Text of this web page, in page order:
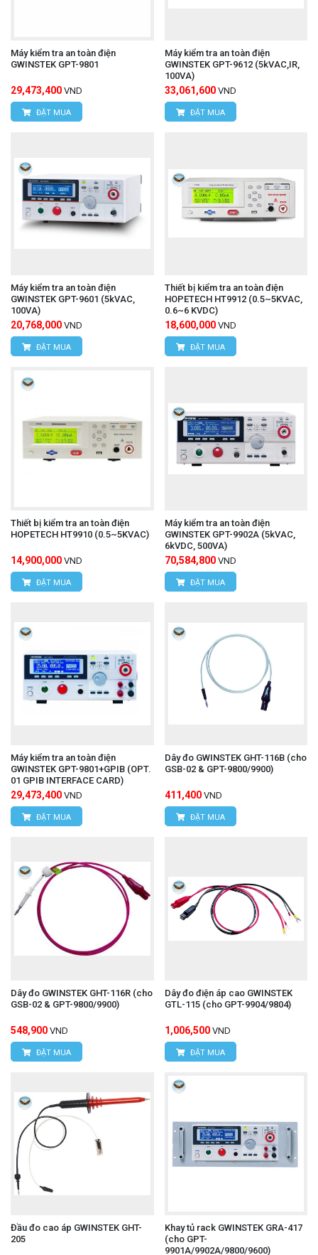
Máy kiểm tra an toàn điện
GWINSTEK GPT-9801
29,473,400 VND
ĐẶT MUA
Máy kiểm tra an toàn điện
GWINSTEK GPT-9612 (5kVAC,IR,
100VA)
33,061,600 VND
ĐẶT MUA
Máy kiểm tra an toàn điện
GWINSTEK GPT-9601 (5kVAC,
100VA)
20,768,000 VND
ĐẶT MUA
Thiết bị kiểm tra an toàn điện
HOPETECH HT9912 (0.5~5KVAC,
0.6~6 KVDC)
18,600,000 VND
ĐẶT MUA
Thiết bị kiểm tra an toàn điện
HOPETECH HT9910 (0.5~5KVAC)
14,900,000 VND
ĐẶT MUA
Máy kiểm tra an toàn điện
GWINSTEK GPT-9902A (5kVAC,
6kVDC, 500VA)
70,584,800 VND
ĐẶT MUA
Máy kiểm tra an toàn điện
GWINSTEK GPT-9801+GPIB (OPT.
01 GPIB INTERFACE CARD)
29,473,400 VND
ĐẶT MUA
Dây đo GWINSTEK GHT-116B (cho
GSB-02 & GPT-9800/9900)
411,400 VND
ĐẶT MUA
Dây đo GWINSTEK GHT-116R (cho
GSB-02 & GPT-9800/9900)
548,900 VND
ĐẶT MUA
Dây đo điện áp cao GWINSTEK
GTL-115 (cho GPT-9904/9804)
1,006,500 VND
ĐẶT MUA
Đầu đo cao áp GWINSTEK GHT-
205
Khay tủ rack GWINSTEK GRA-417
(cho GPT-
9901A/9902A/9800/9600)